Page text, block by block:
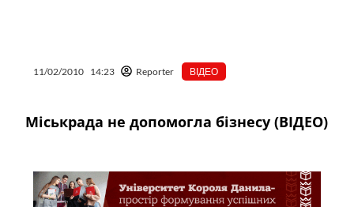
11/02/2010 14:23 Reporter ВІДЕО
Міськрада не допомогла бізнесу (ВІДЕО)